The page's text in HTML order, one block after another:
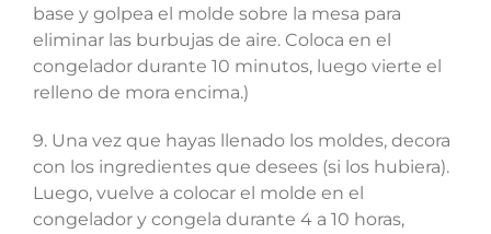
base y golpea el molde sobre la mesa para
eliminar las burbujas de aire. Coloca en el
congelador durante 10 minutos, luego vierte el
relleno de mora encima.)
9. Una vez que hayas llenado los moldes, decora
con los ingredientes que desees (si los hubiera).
Luego, vuelve a colocar el molde en el
congelador y congela durante 4 a 10 horas,